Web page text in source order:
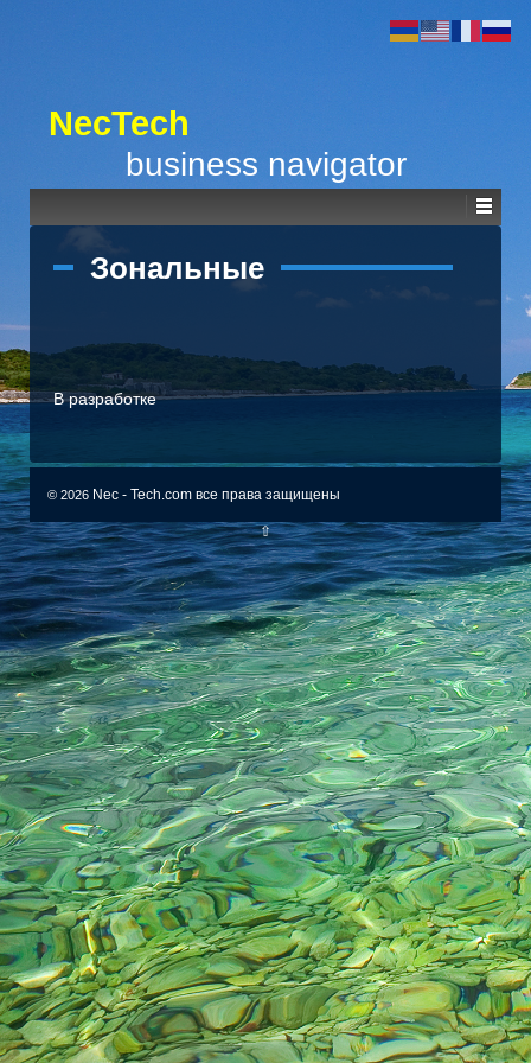
NecTech
business navigator
Зональные
В разработке
© 2026 Nec - Tech.com все права защищены
⇧